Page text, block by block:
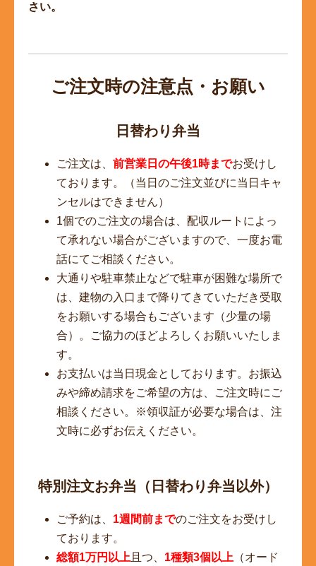
さい。
ご注文時の注意点・お願い
日替わり弁当
ご注文は、 前営業日の午後1時までお受けし
ております。（当日のご注文並びに当日キャ
ンセルはできません）
1個でのご注文の場合は、配収ルートによっ
て承れない場合がございますので、一度お電
話にてご相談ください。
大通りや駐車禁止などで駐車が困難な場所で
は、建物の入口まで降りてきていただき受取
をお願いする場合もございます（少量の場
合）。ご協力のほどよろしくお願いいたしま
す。
お支払いは当日現金としております。お振込
みや締め請求をご希望の方は、ご注文時にご
相談ください。※領収証が必要な場合は、注
文時に必ずお伝えください。
特別注文お弁当（日替わり弁当以外）
ご予約は、 1週間前までのご注文をお受けし
ております。
総額1万円以上 且つ、 1種類3個以上 （オード